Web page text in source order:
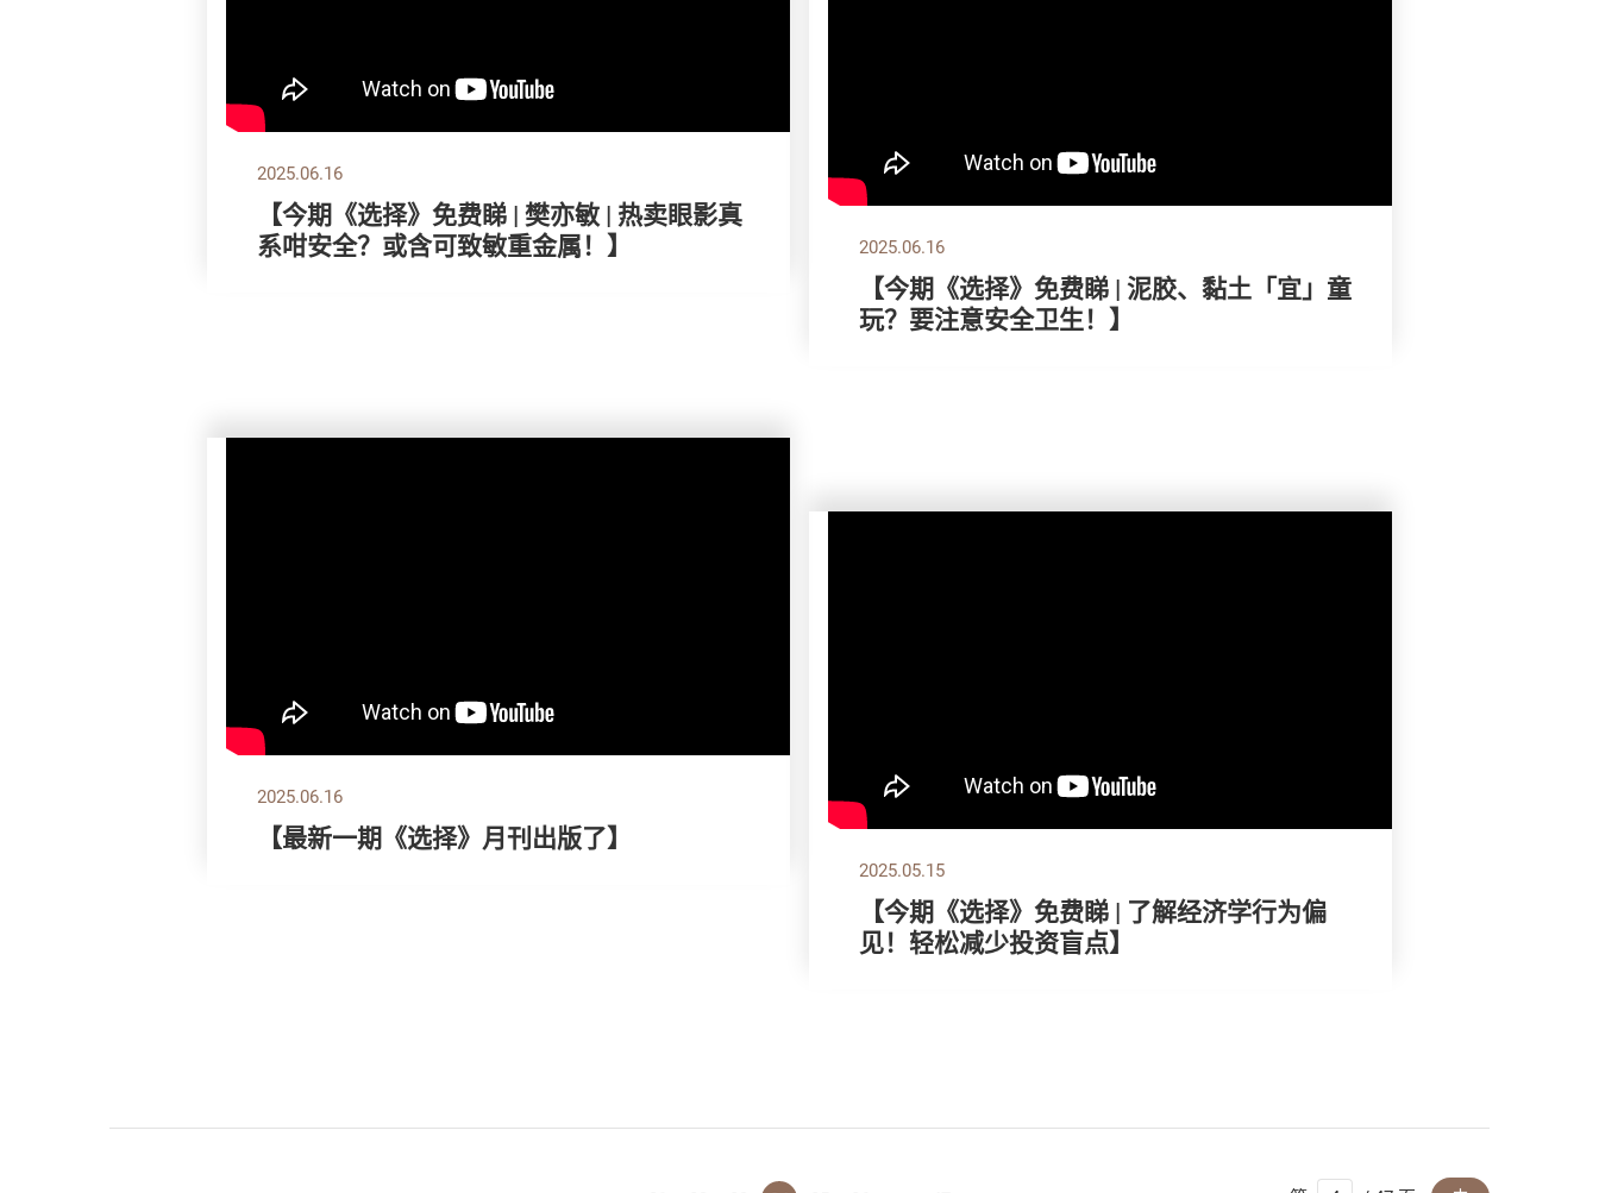
2025.06.16
【今期《选择》免费睇 | 樊亦敏 | 热卖眼影真
系咁安全？或含可致敏重金属！】
2025.06.16
【今期《选择》免费睇 | 泥胶、黏土「宜」童
玩？要注意安全卫生！】
2025.06.16
【最新一期《选择》月刊出版了】
2025.05.15
【今期《选择》免费睇 | 了解经济学行为偏
见！轻松减少投资盲点】